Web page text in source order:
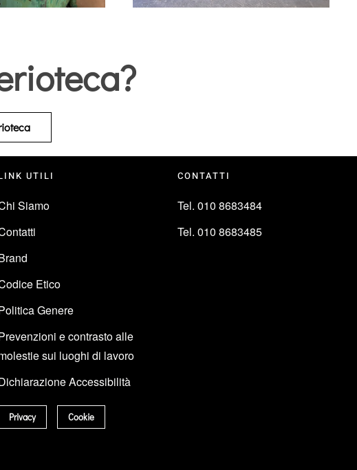
UTILI
Siamo
Etico
Genere
e contrasto alle
sui luoghi di lavoro
Accessibilità
Privacy Cookie
CONTATTI
Tel. 010 8683484
Tel. 010 8683485